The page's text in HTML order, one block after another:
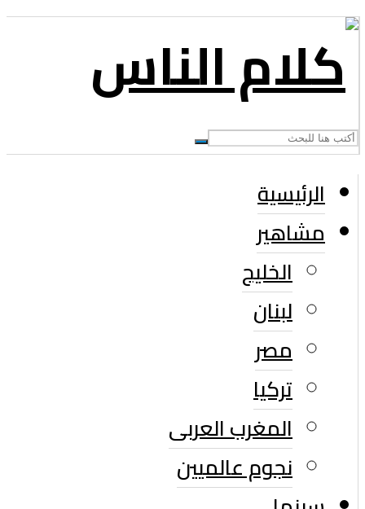
الرئيسية
مشاهير
الخليج
لبنان
مصر
تركيا
المغرب العربى
نجوم عالميين